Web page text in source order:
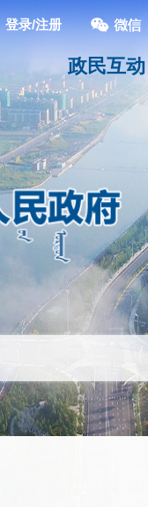
登录/注册
政民互动